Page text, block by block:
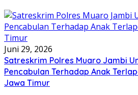
Juni 29, 2026
Satreskrim Polres Muaro Jambi
Pencabulan Terhadap Anak
Jawa Timur